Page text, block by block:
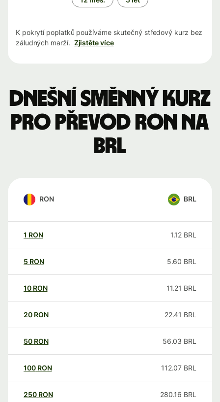
K pokrytí poplatků používáme skutečný středový kurz bez
záludných marží. Zjistěte více
Dnešní směnný kurz
pro převod RON na
BRL
RON BRL
1 RON 1.12 BRL
5 RON 5.60 BRL
10 RON 11.21 BRL
20 RON 22.41 BRL
50 RON 56.03 BRL
100 RON 112.07 BRL
250 RON 280.16 BRL